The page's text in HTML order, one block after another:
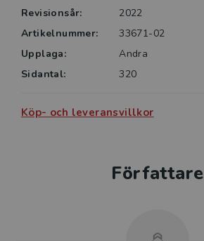
Revisionsår:
2022
Artikelnummer:
33671-02
Upplaga:
Andra
Sidantal:
320
Köp- och leveransvillkor
Författare